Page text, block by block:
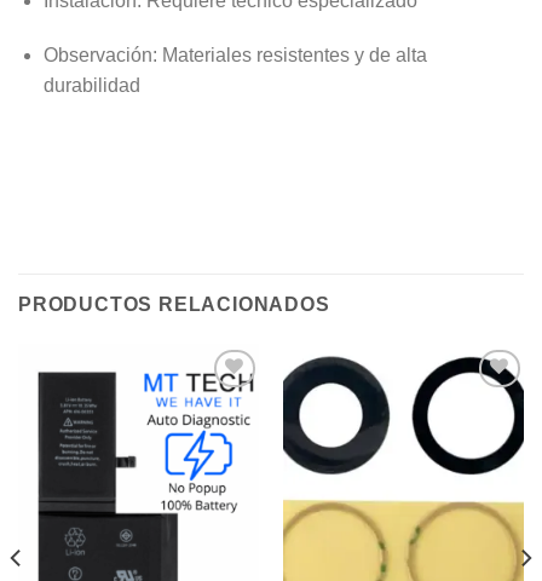
Observación: Materiales resistentes y de alta
durabilidad
PRODUCTOS RELACIONADOS
Añadir
a la
lista de
deseos
lista de
deseos